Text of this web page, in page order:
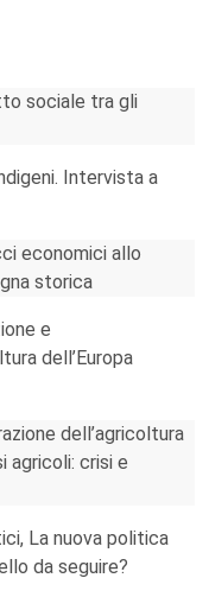
sociale tra gli
Intervista a
economici allo
storica
e
dell’Europa
dell’agricoltura
agricoli: crisi e
La nuova politica
da seguire?